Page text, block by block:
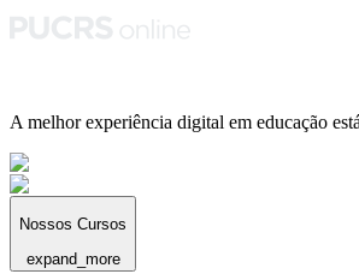
A melhor experiência digital em educação
Nossos Cursos
expand_more